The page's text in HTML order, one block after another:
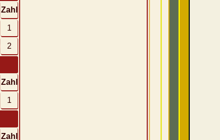
Zahl
1
2
Zahl
1
Zahl